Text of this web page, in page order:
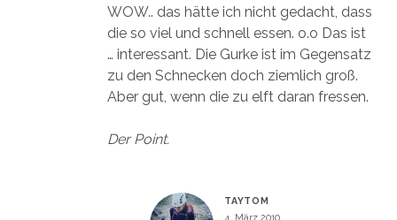
WOW.. das hätte ich nicht gedacht, dass
die so viel und schnell essen. o.o Das ist
… interessant. Die Gurke ist im Gegensatz
zu den Schnecken doch ziemlich groß.
Aber gut, wenn die zu elft daran fressen.
Der Point.
TAYTOM
4. März 2010